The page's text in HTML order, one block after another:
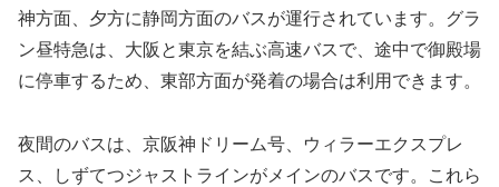
神方面、夕方に静岡方面のバスが運行されています。グラ
ン昼特急は、大阪と東京を結ぶ高速バスで、途中で御殿場
に停車するため、東部方面が発着の場合は利用できます。
夜間のバスは、京阪神ドリーム号、ウィラーエクスプレ
ス、しずてつジャストラインがメインのバスです。これら